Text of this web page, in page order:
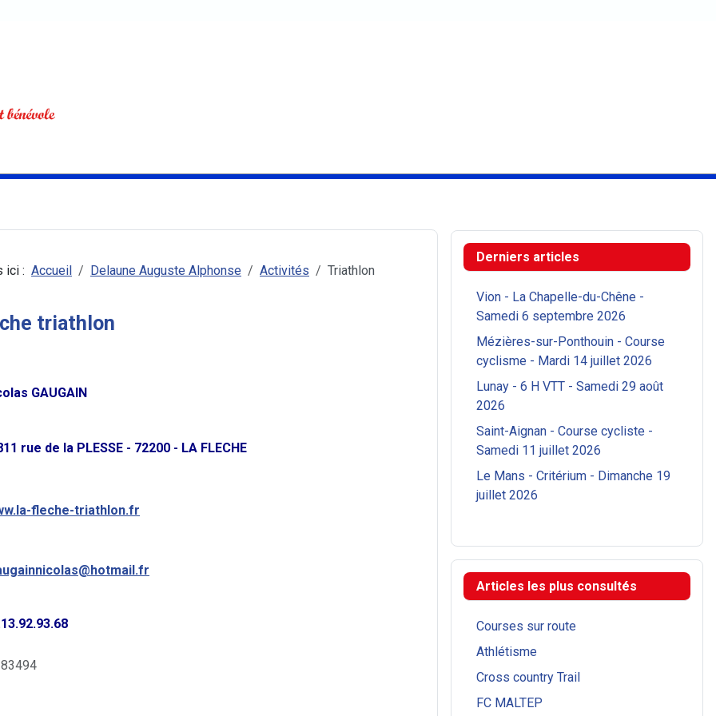
ici : Accueil Delaune Auguste Alphonse Activités Triathlon
triathlon
GAUGAIN
rue de la PLESSE - 72200 - LA FLECHE
fleche-triathlon.fr
Derniers articles
Vion - La Chapelle-du-Chêne -
Samedi 6 septembre 2026
Mézières-sur-Ponthouin - Course
cyclisme - Mardi 14 juillet 2026
Lunay - 6 H VTT - Samedi 29 août
2026
Saint-Aignan - Course cycliste -
Samedi 11 juillet 2026
Le Mans - Critérium - Dimanche 19
juillet 2026
Articles les plus consultés
Courses sur route
Athlétisme
Cross country Trail
FC MALTEP